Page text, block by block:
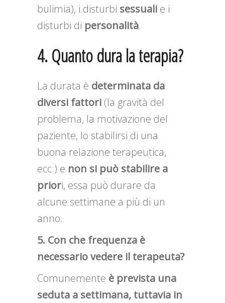
bulimia), i disturbi sessuali e i
disturbi di personalità.
4. Quanto dura la terapia?
La durata è determinata da
diversi fattori (la gravità del
problema, la motivazione del
paziente, lo stabilirsi di una
buona relazione terapeutica,
ecc.) e non si può stabilire a
priori, essa può durare da
alcune settimane a più di un
anno.
5. Con che frequenza è
necessario vedere il terapeuta?
Comunemente è prevista una
seduta a settimana, tuttavia in